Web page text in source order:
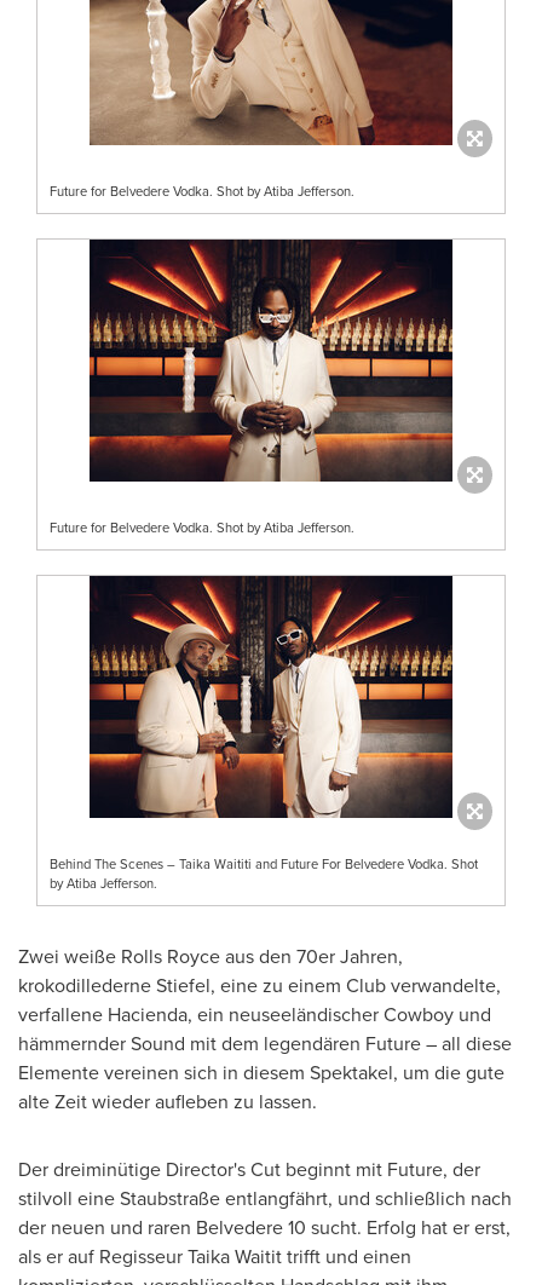
Future for Belvedere Vodka. Shot by Atiba Jefferson.
Future for Belvedere Vodka. Shot by Atiba Jefferson.
Behind The Scenes – Taika Waititi and Future For Belvedere Vodka. Shot
by Atiba Jefferson.
Zwei weiße Rolls Royce aus den 70er Jahren,
krokodillederne Stiefel, eine zu einem Club verwandelte,
verfallene Hacienda, ein neuseeländischer Cowboy und
hämmernder Sound mit dem legendären Future – all diese
Elemente vereinen sich in diesem Spektakel, um die gute
alte Zeit wieder aufleben zu lassen.
Der dreiminütige Director's Cut beginnt mit Future, der
stilvoll eine Staubstraße entlangfährt, und schließlich nach
der neuen und raren Belvedere 10 sucht. Erfolg hat er erst,
als er auf Regisseur Taika Waitit trifft und einen